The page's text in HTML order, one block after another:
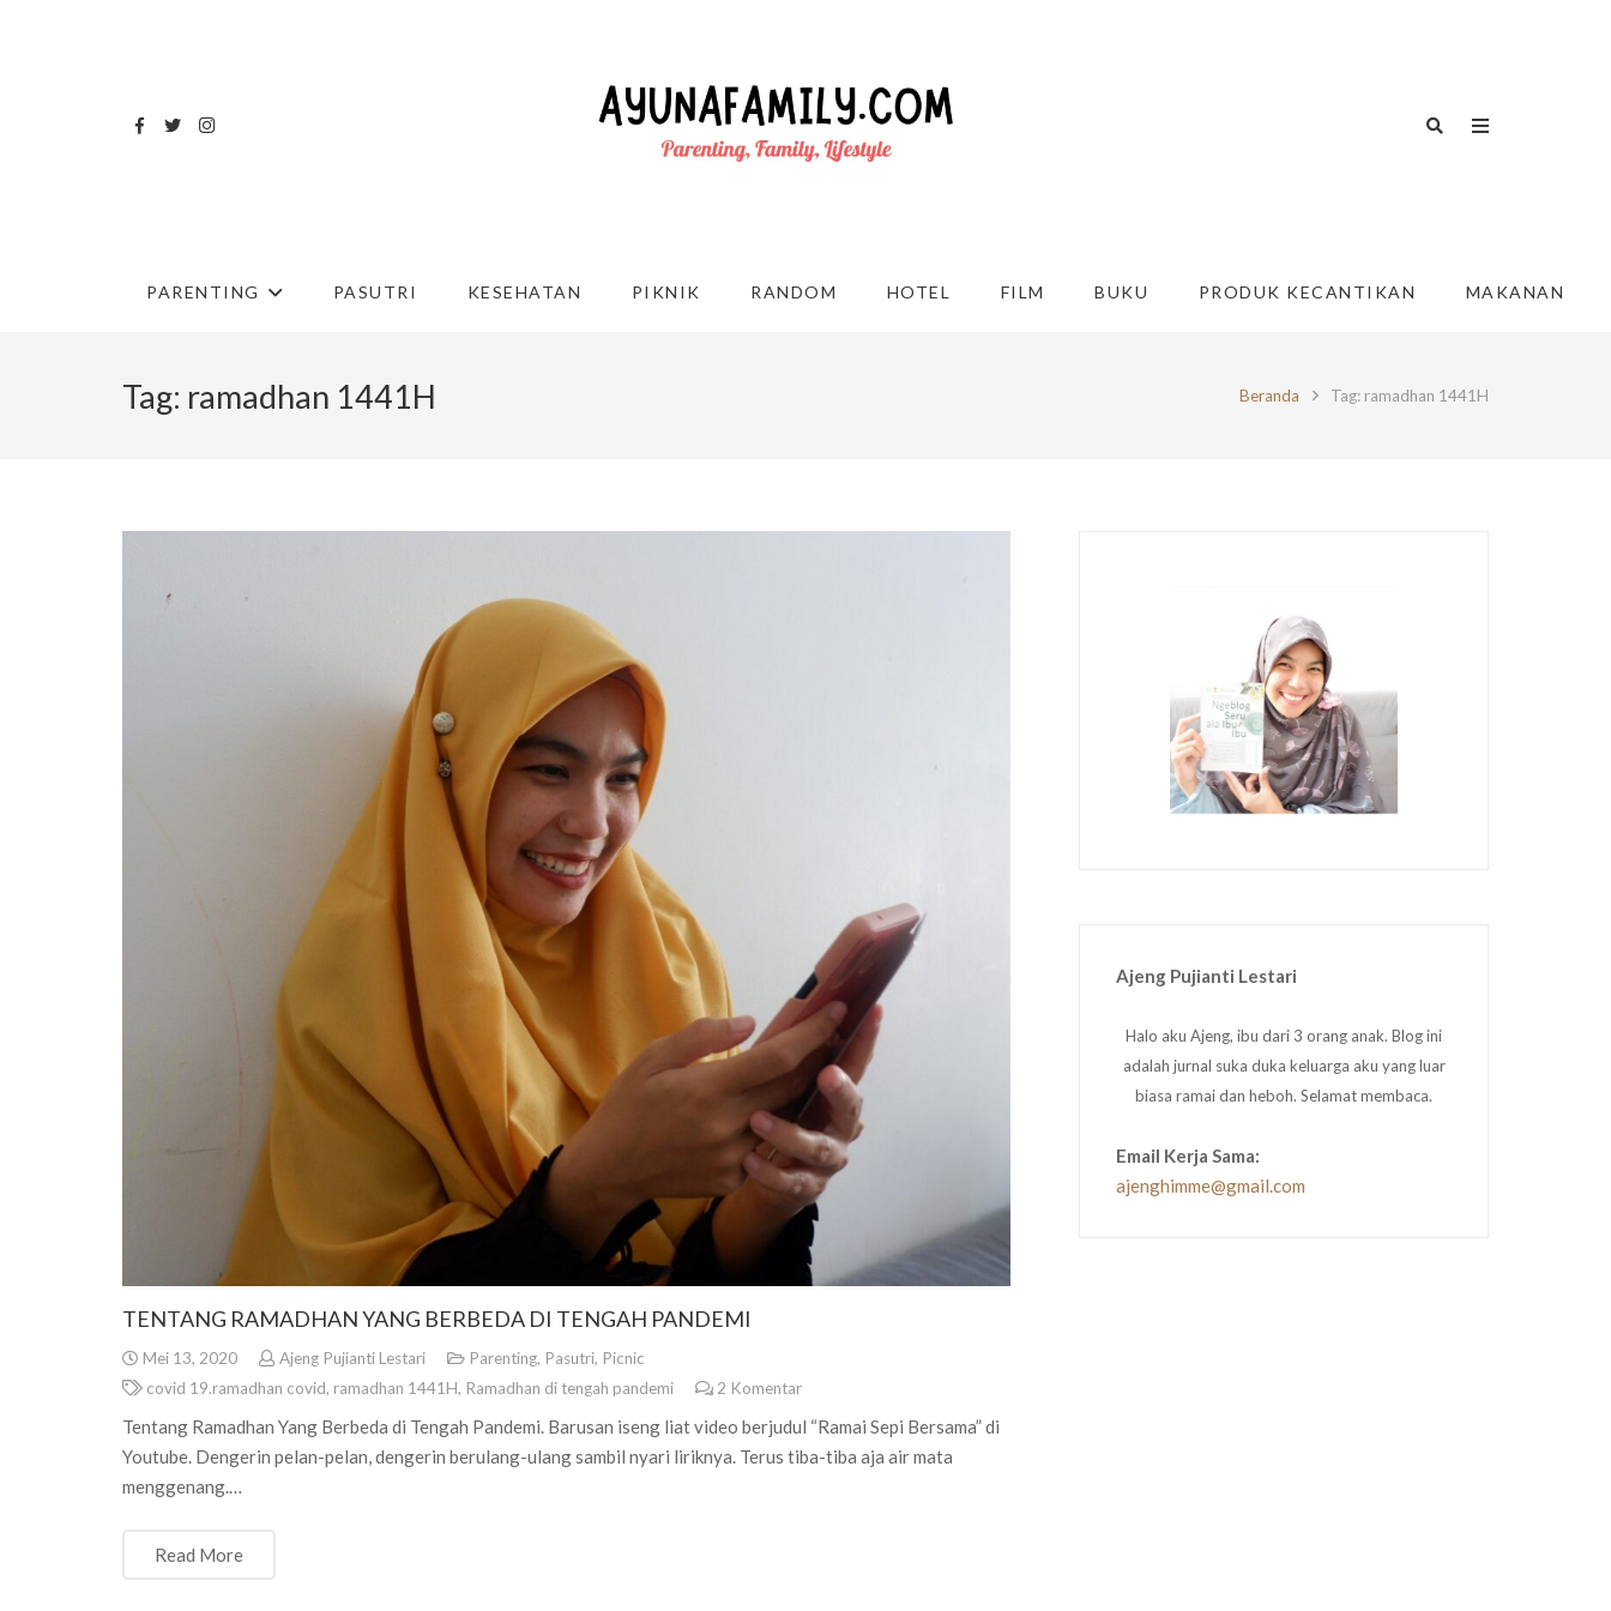
PARENTING PASUTRI KESEHATAN PIKNIK RANDOM HOTEL FILM BUKU PRODUK KECANTIKAN MAKANAN
Tag: ramadhan 1441H Beranda Tag: ramadhan 1441H
TENTANG RAMADHAN YANG BERBEDA DI TENGAH PANDEMI
Mei 13, 2020 Ajeng Pujianti Lestari Parenting, Pasutri, Picnic
covid 19.ramadhan covid, ramadhan 1441H, Ramadhan di tengah pandemi 2 Komentar
Tentang Ramadhan Yang Berbeda di Tengah Pandemi. Barusan iseng liat video berjudul “Ramai Sepi Bersama” di
Youtube. Dengerin pelan-pelan, dengerin berulang-ulang sambil nyari liriknya. Terus tiba-tiba aja air mata
menggenang.…
Read More
Ajeng Pujianti Lestari
Halo aku Ajeng, ibu dari 3 orang anak. Blog ini
adalah jurnal suka duka keluarga aku yang luar
biasa ramai dan heboh. Selamat membaca.
Email Kerja Sama:
ajenghimme@gmail.com